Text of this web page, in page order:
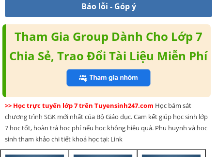
Báo lỗi - Góp ý
Tham Gia Group Dành Cho Lớp 7
Chia Sẻ, Trao Đổi Tài Liệu Miễn Phí
>> Học trực tuyến lớp 7 trên Tuyensinh247.com Học bám sát
chương trình SGK mới nhất của Bộ Giáo dục. Cam kết giúp học sinh lớp
7 học tốt, hoàn trả học phí nếu học không hiệu quả. Phụ huynh và học
sinh tham khảo chi tiết khoá học tại: Link